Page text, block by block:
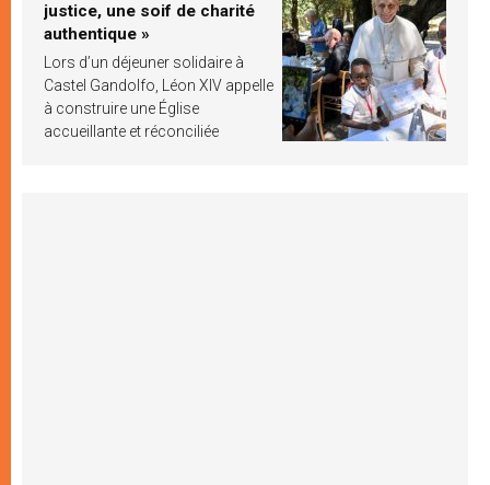
justice, une soif de charité
authentique »
Lors d’un déjeuner solidaire à
Castel Gandolfo, Léon XIV appelle
à construire une Église
accueillante et réconciliée